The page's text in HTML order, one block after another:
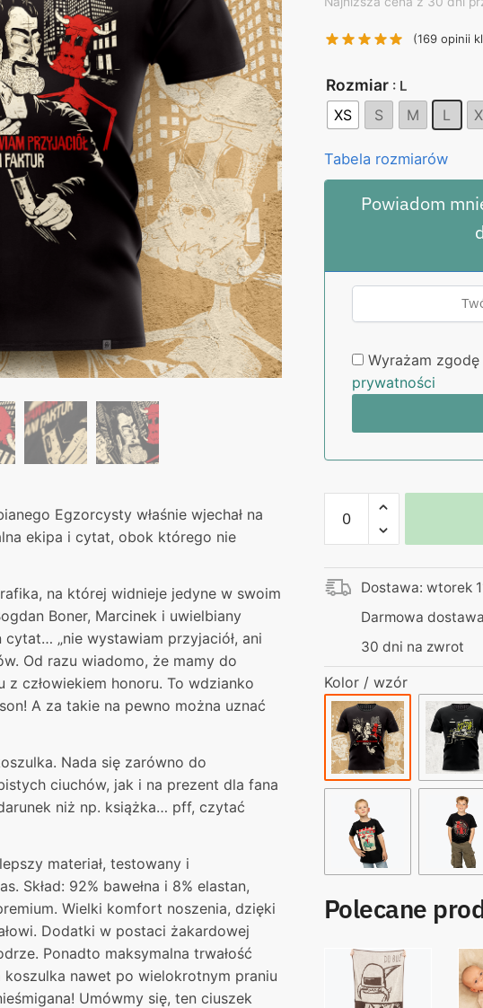
Egzorcysty właśnie wjechał na
ekipa i cytat, obok którego nie
na której widnieje jedyne w swoim
Boner, Marcinek i uwielbiany
„nie wystawiam przyjaciół, ani
Od razu wiadomo, że mamy do
człowiekiem honoru. To wdzianko
A za takie na pewno można uznać
Nada się zarówno do
ciuchów, jak i na prezent dla fana
niż np. książka… pff, czytać
materiał, testowany i
Skład: 92% bawełna i 8% elastan,
Wielki komfort noszenia, dzięki
Dodatki w postaci żakardowej
Ponadto maksymalna trwałość
nawet po wielokrotnym praniu
Umówmy się, ten ciuszek
130,00 zł.
(169 opinii
Rozmiar : L
XS S M L
Tabela rozmiarów
Powiadom
Wyrażam zgodę
prywatności
Koszulka
–
Egzorcysta
–
wystawiam
ani
faktur
Dostawa: wtorek
Darmowa
30 dni na zwrot
Kolor / wzór
Polecane